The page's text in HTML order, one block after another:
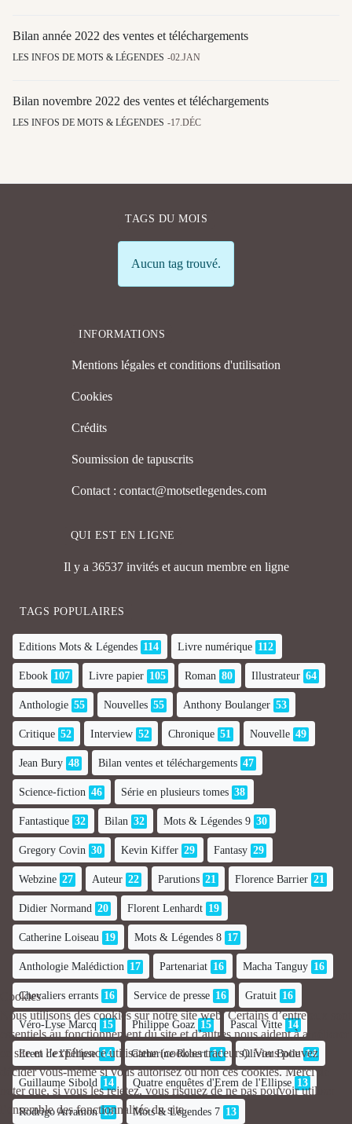
Bilan année 2022 des ventes et téléchargements
LES INFOS DE MOTS & LÉGENDES 02.JAN
Bilan novembre 2022 des ventes et téléchargements
LES INFOS DE MOTS & LÉGENDES 17.DÉC
TAGS DU MOIS
Info
Aucun tag trouvé.
INFORMATIONS
Mentions légales et conditions d'utilisation
Cookies
Crédits
Soumission de tapuscrits
Contact : contact@motsetlegendes.com
QUI EST EN LIGNE
Il y a 36537 invités et aucun membre en ligne
TAGS POPULAIRES
Editions Mots & Légendes 114 Livre numérique 112
Ebook 107 Livre papier 105 Roman 80 Illustrateur 64
Anthologie 55 Nouvelles 55 Anthony Boulanger 53
Critique 52 Interview 52 Chronique 51 Nouvelle 49
Jean Bury 48 Bilan ventes et téléchargements 47
Science-fiction 46 Série en plusieurs tomes 38
Fantastique 32 Bilan 32 Mots & Légendes 9 30
Gregory Covin 30 Kevin Kiffer 29 Fantasy 29
Webzine 27 Auteur 22 Parutions 21 Florence Barrier 21
Didier Normand 20 Florent Lenhardt 19
Catherine Loiseau 19 Mots & Légendes 8 17
Anthologie Malédiction 17 Partenariat 16 Macha Tanguy 16
Chevaliers errants 16 Service de presse 16 Gratuit 16
Véro-Lyse Marcq 15 Philippe Goaz 15 Pascal Vitte 14
Erem de l'Ellipse 14 Catherine Robert 14 Olivier Boile 14
Guillaume Sibold 14 Quatre enquêtes d'Erem de l'Ellipse 13
Rodrigo Arramon 13 Mots & Légendes 7 13
Cookies
Nous utilisons des cookies sur notre site web. Certains d’entre eux sont
essentiels au fonctionnement du site et d’autres nous aident à améliorer
ce site et l’expérience utilisateur (cookies traceurs). Vous pouvez
décider vous-même si vous autorisez ou non ces cookies. Merci de
noter que, si vous les rejetez, vous risquez de ne pas pouvoir utiliser
l’ensemble des fonctionnalités du site.